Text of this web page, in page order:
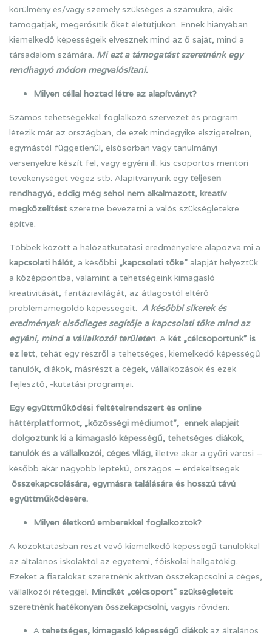
körülmény és/vagy személy szükséges a számukra, akik
támogatják, megerősítik őket életútjukon. Ennek hiányában
kiemelkedő képességeik elvesznek mind az ő saját, mind a
társadalom számára. Mi ezt a támogatást szeretnénk egy
rendhagyó módon megvalósítani.
Milyen céllal hoztad létre az alapítványt?
Számos tehetségekkel foglalkozó szervezet és program
létezik már az országban, de ezek mindegyike elszigetelten,
egymástól függetlenül, elsősorban vagy tanulmányi
versenyekre készít fel, vagy egyéni ill. kis csoportos mentori
tevékenységet végez stb. Alapítványunk egyteljesen
rendhagyó, eddig még sehol nem alkalmazott, kreatív
megközelítést szeretne bevezetni a valós szükségletekre
építve.
Többek között a hálózatkutatási eredményekre alapozva mi a
kapcsolati hálót, a későbbi „kapcsolati tőke” alapját helyeztük
a középpontba, valamint a tehetségeink kimagasló
kreativitását, fantáziavilágát, az átlagostól eltérő
problémamegoldó képességeit. A későbbi sikerek és
eredmények elsődleges segítője a kapcsolati tőke mind az
egyéni, mind a vállalkozói területen. A két „célcsoportunk” is
ez lett, tehát egy részről a tehetséges, kiemelkedő képességű
tanulók, diákok, másrészt a cégek, vállalkozások és ezek
fejlesztő, -kutatási programjai.
Egy együttműködési feltételrendszert és online
háttérplatformot, „közösségi médiumot”, ennek alapjait
dolgoztunk ki a kimagasló képességű, tehetséges diákok,
tanulók és a vállalkozói, céges világ, illetve akár a győri városi –
később akár nagyobb léptékű, országos – érdekeltségek
összekapcsolására, egymásra találására és hosszú távú
együttműködésére.
Milyen életkorú emberekkel foglalkoztok?
A közoktatásban részt vevő kiemelkedő képességű tanulókkal
az általános iskoláktól az egyetemi, főiskolai hallgatókig.
Ezeket a fiatalokat szeretnénk aktívan összekapcsolni a céges,
vállalkozói réteggel. Mindkét „célcsoport” szükségleteit
szeretnénk hatékonyan összekapcsolni, vagyis röviden:
A tehetséges, kimagasló képességű diákokaz általános